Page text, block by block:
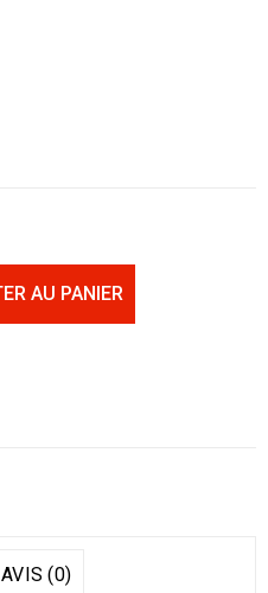
AU PANIER
AVIS (0)